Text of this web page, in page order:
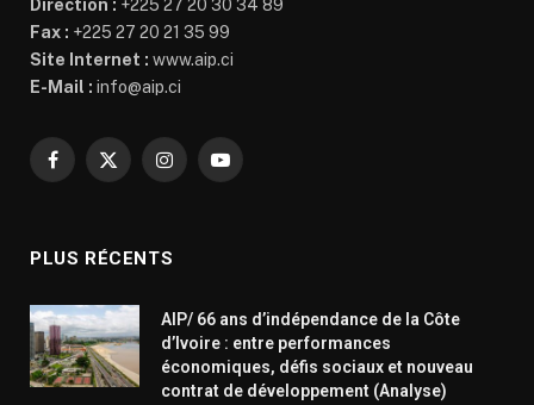
Direction : +225 27 20 30 34 89
Fax : +225 27 20 21 35 99
Site Internet : www.aip.ci
E-Mail : info@aip.ci
Facebook
X
InstagramYouTube
PLUS RÉCENTS
AIP/ 66 ans d’indépendance de la Côte
d’Ivoire : entre performances
économiques, défis sociaux et nouveau
contrat de développement (Analyse)